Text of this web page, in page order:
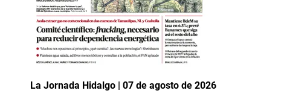
La Jornada Hidalgo | 07 de agosto de 2026